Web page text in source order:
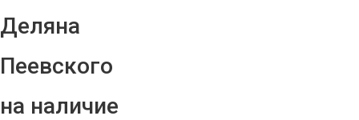
Деляна
Пеевского
на наличие